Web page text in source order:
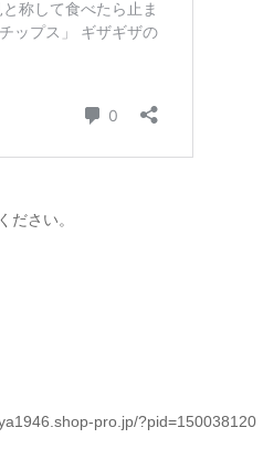
ださい。
pro.jp/?pid=150038120